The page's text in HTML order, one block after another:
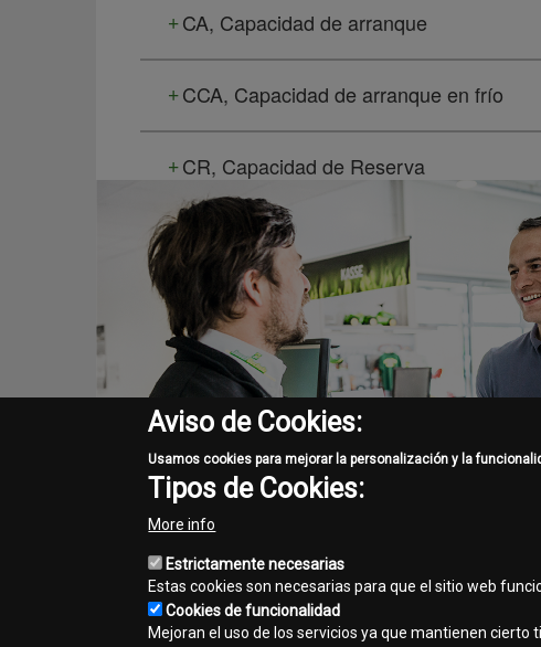
CA, Capacidad de arranque
CCA, Capacidad de arranque en frío
CR, Capacidad de Reserva
Aviso de Cookies:
Usamos cookies para mejorar la personalización y la
Tipos de Cookies:
More info
Estrictamente necesarias
Estas cookies son necesarias para que el sitio web
Cookies de funcionalidad
Mejoran el uso de los servicios ya que mantienen